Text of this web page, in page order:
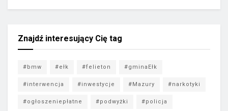
Znajdź interesujący Cię tag
#bmw #ełk #felieton #gminaEłk
#interwencja #inwestycje #Mazury #narkotyki
#ogłoszeniepłatne #podwyżki #policja